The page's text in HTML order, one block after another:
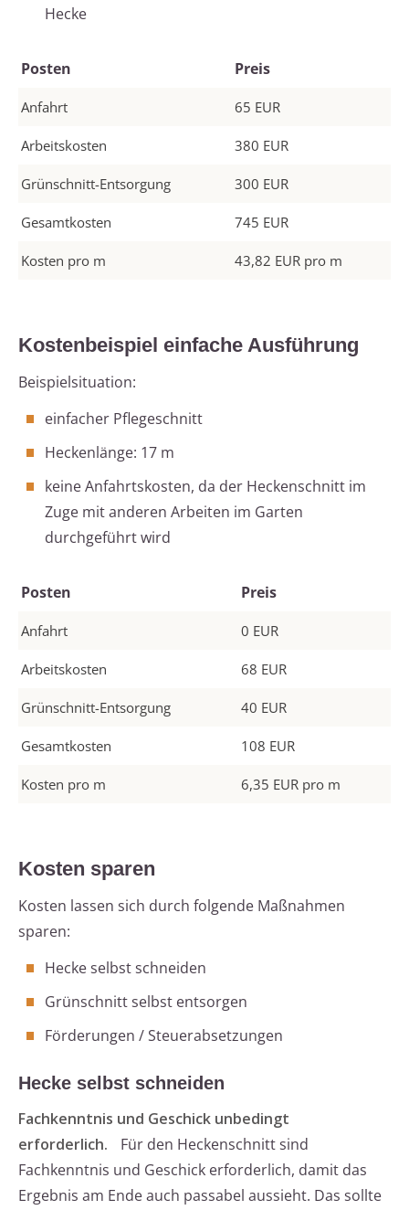
Hecke
Posten Preis
Anfahrt 65 EUR
Arbeitskosten 380 EUR
Grünschnitt-Entsorgung 300 EUR
Gesamtkosten 745 EUR
Kosten pro m 43,82 EUR pro m
Kostenbeispiel einfache Ausführung
Beispielsituation:
einfacher Pflegeschnitt
Heckenlänge: 17 m
keine Anfahrtskosten, da der Heckenschnitt im
Zuge mit anderen Arbeiten im Garten
durchgeführt wird
Posten Preis
Anfahrt 0 EUR
Arbeitskosten 68 EUR
Grünschnitt-Entsorgung 40 EUR
Gesamtkosten 108 EUR
Kosten pro m 6,35 EUR pro m
Kosten sparen
Kosten lassen sich durch folgende Maßnahmen
sparen:
Hecke selbst schneiden
Grünschnitt selbst entsorgen
Förderungen / Steuerabsetzungen
Hecke selbst schneiden
Fachkenntnis und Geschick unbedingt
erforderlich.
Für den Heckenschnitt sind
Fachkenntnis und Geschick erforderlich, damit das
Ergebnis am Ende auch passabel aussieht. Das sollte